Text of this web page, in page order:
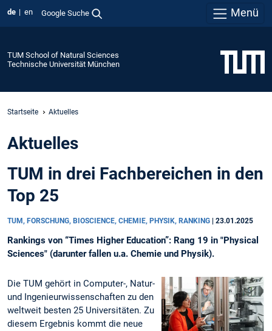
de en Google Suche Menü
TUM School of Natural Sciences
Technische Universität München
Startseite Aktuelles
Aktuelles
TUM in drei Fachbereichen in den
Top 25
TUM, FORSCHUNG, BIOSCIENCE, CHEMIE, PHYSIK, RANKING 23.01.2025
Rankings von “Times Higher Education”: Rang 19 in "Physical
Sciences" (darunter fallen u.a. Chemie und Physik).
Die TUM gehört in Computer-, Natur-
und Ingenieurwissenschaften zu den
weltweit besten 25 Universitäten. Zu
diesem Ergebnis kommt die neue